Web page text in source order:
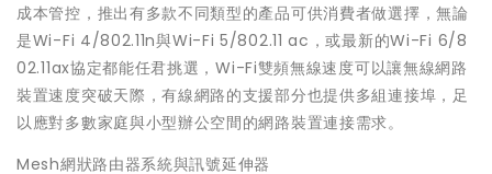
成本管控，推出有多款不同類型的產品可供消費者做選擇，無論
是Wi-Fi 4/802.11n與Wi-Fi 5/802.11 ac，或最新的Wi-Fi 6/8
02.11ax協定都能任君挑選，Wi-Fi雙頻無線速度可以讓無線網路
裝置速度突破天際，有線網路的支援部分也提供多組連接埠，足
以應對多數家庭與小型辦公空間的網路裝置連接需求。
Mesh網狀路由器系統與訊號延伸器